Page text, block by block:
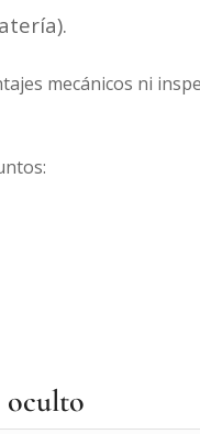
mecánicos ni
oculto